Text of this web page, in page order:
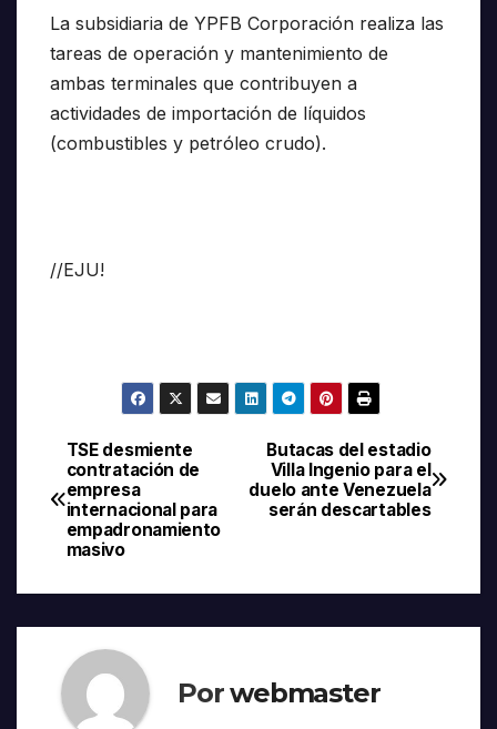
La subsidiaria de YPFB Corporación realiza las
tareas de operación y mantenimiento de
ambas terminales que contribuyen a
actividades de importación de líquidos
(combustibles y petróleo crudo).
//EJU!
Navegación
de
entradas
Butacas del estadio
Villa Ingenio para el
duelo ante Venezuela
serán descartables
TSE desmiente
contratación de
empresa
internacional para
empadronamiento
masivo
Porwebmaster